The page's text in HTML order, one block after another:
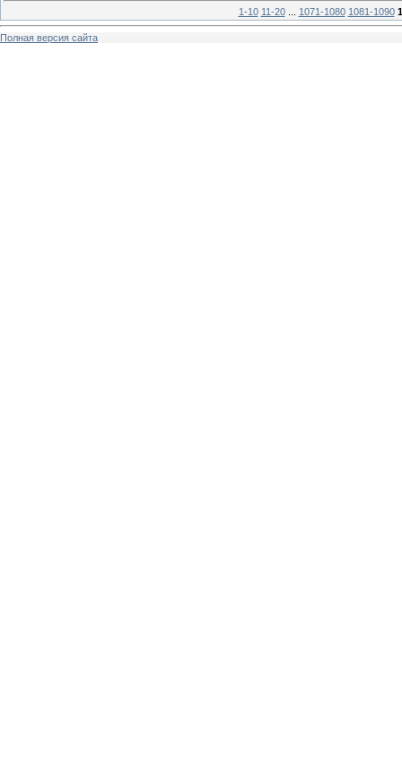
1-10 11-20 1071-1080 1081-1090
Полная версия сайта